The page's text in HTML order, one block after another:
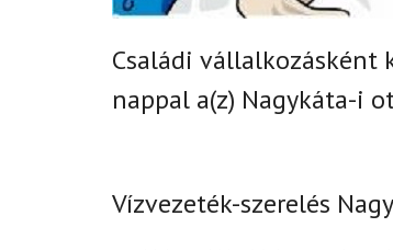
Családi vállalkozásként
nappal a(z) Nagykáta-i
Vízvezeték-szerelés